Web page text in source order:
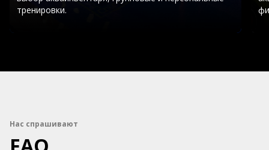
тренировки.
Нас спрашивают